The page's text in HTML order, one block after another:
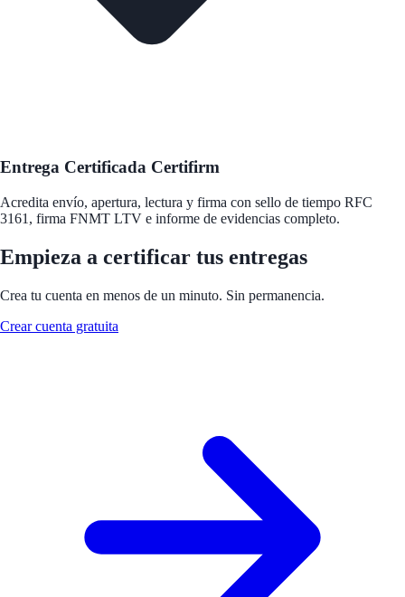
Entrega Certificada Certifirm
Acredita envío, apertura, lectura y firma con sello de tiempo RFC
3161, firma FNMT LTV e informe de evidencias completo.
Empieza a certificar tus entregas
Crea tu cuenta en menos de un minuto. Sin permanencia.
Crear cuenta gratuita